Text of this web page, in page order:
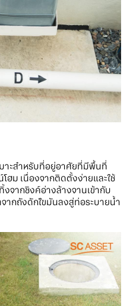
ะสำหรับที่อยู่อาศัยที่มีพื้นที่
ฮม เนื่องจากติดตั้งง่ายและใช้
จากซิงค์อ่างล้างจานเข้ากับ
ากถังดักไขมันลงสู่ท่อระบายน้ำ